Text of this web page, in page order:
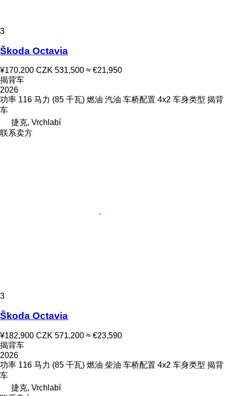
3
Škoda Octavia
¥170,200 CZK 531,500 ≈ €21,950
揭背车
2026
功率 116 马力 (85 千瓦) 燃油 汽油 车桥配置 4x2 车身类型 揭背
车
捷克, Vrchlabí
联系卖方
3
Škoda Octavia
¥182,900 CZK 571,200 ≈ €23,590
揭背车
2026
功率 116 马力 (85 千瓦) 燃油 柴油 车桥配置 4x2 车身类型 揭背
车
捷克, Vrchlabí